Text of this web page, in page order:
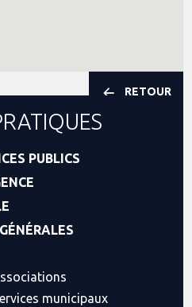
RETOUR
PUBLICS
municipaux